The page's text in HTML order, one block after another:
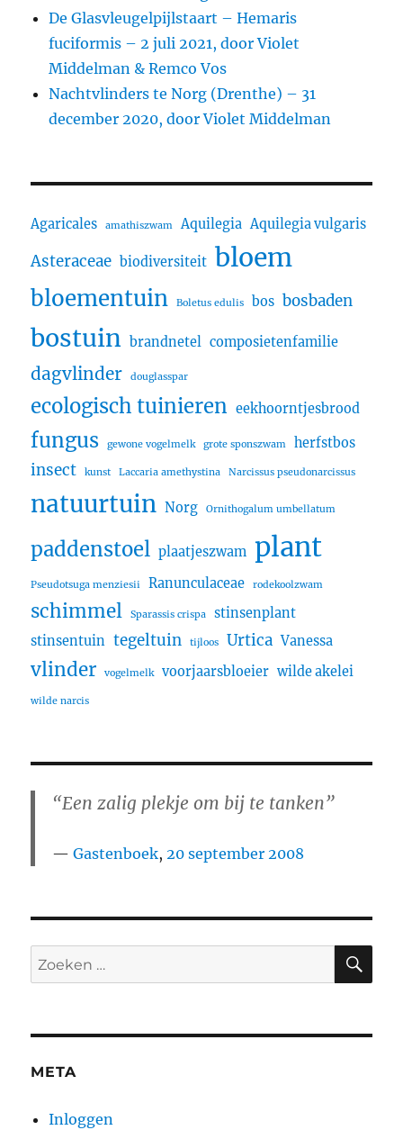
De Glasvleugelpijlstaart – Hemaris
fuciformis – 2 juli 2021, door Violet
Middelman & Remco Vos
Nachtvlinders te Norg (Drenthe) – 31
december 2020, door Violet Middelman
Agaricales amathiszwam Aquilegia Aquilegia vulgaris
Asteraceae biodiversiteit bloem
bloementuin Boletus edulis bos bosbaden
bostuin brandnetel composietenfamilie
dagvlinder douglasspar
ecologisch tuinieren eekhoorntjesbrood
fungus gewone vogelmelk grote sponszwam herfstbos
insect kunst Laccaria amethystina Narcissus pseudonarcissus
natuurtuin Norg Ornithogalum umbellatum
paddenstoel plaatjeszwam plant
Pseudotsuga menziesii Ranunculaceae rodekoolzwam
schimmel Sparassis crispa
stinsenplant
stinsentuin tegeltuin tijloos Urtica Vanessa
vlinder vogelmelk voorjaarsbloeier wilde akelei
wilde narcis
“Een zalig plekje om bij te tanken”
Gastenboek,20 september 2008
Zoeken
naar:
META
Inloggen